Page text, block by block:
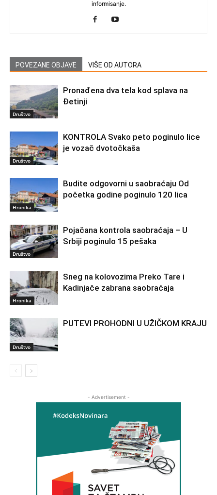
informisanje.
POVEZANE OBJAVE VIŠE OD AUTORA
Društvo
Pronađena dva tela kod splava na
Đetinji
Društvo
KONTROLA Svako peto poginulo lice
je vozač dvotočkaša
Hronika
Budite odgovorni u saobraćaju Od
početka godine poginulo 120 lica
Društvo
Pojačana kontrola saobraćaja – U
Srbiji poginulo 15 pešaka
Hronika
Sneg na kolovozima Preko Tare i
Kadinjače zabrana saobraćaja
Društvo
PUTEVI PROHODNI U UŽIČKOM KRAJU
- Advertisement -